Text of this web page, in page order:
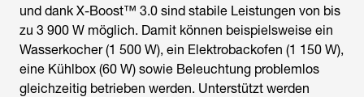
und dank X-Boost™ 3.0 sind stabile Leistungen von bis
zu 3 900 W möglich. Damit können beispielsweise ein
Wasserkocher (1 500 W), ein Elektrobackofen (1 150 W),
eine Kühlbox (60 W) sowie Beleuchtung problemlos
gleichzeitig betrieben werden. Unterstützt werden